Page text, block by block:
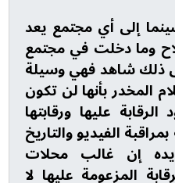
إلى أي مجتمع يعد
وما دخلت في مجتمع
ذلك شاهد فهي وسيلة
المخدر بأنها لن تكون
عليها ورقابتها
الفيديو والتاريخ
إن غالب محلات
المزعومة عليها لا